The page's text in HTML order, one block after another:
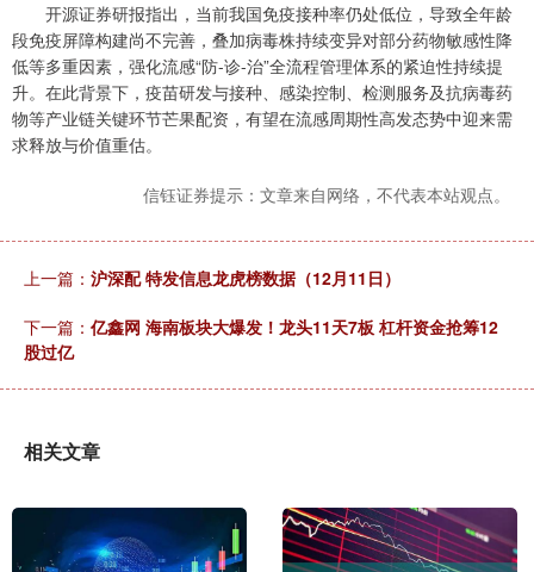
开源证券研报指出，当前我国免疫接种率仍处低位，导致全年龄
段免疫屏障构建尚不完善，叠加病毒株持续变异对部分药物敏感性降
低等多重因素，强化流感“防-诊-治”全流程管理体系的紧迫性持续提
升。在此背景下，疫苗研发与接种、感染控制、检测服务及抗病毒药
物等产业链关键环节芒果配资，有望在流感周期性高发态势中迎来需
求释放与价值重估。
信钰证券提示：文章来自网络，不代表本站观点。
上一篇： 沪深配 特发信息龙虎榜数据（12月11日）
下一篇： 亿鑫网 海南板块大爆发！龙头11天7板 杠杆资金抢筹12
股过亿
相关文章